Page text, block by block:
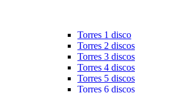
Torres 1 disco
Torres 2 discos
Torres 3 discos
Torres 4 discos
Torres 5 discos
Torres 6 discos